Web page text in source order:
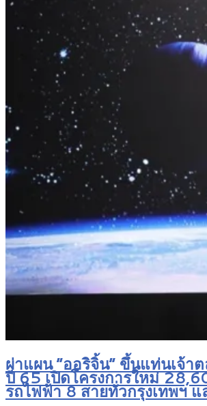
ผ่าแผน “ออริจิ้น” ขึ้นแท่นเจ้า
ปี 65 เปิดโครงการใหม่
รถไฟฟ้า 8 สายทั่วกรุงเทพฯ แ